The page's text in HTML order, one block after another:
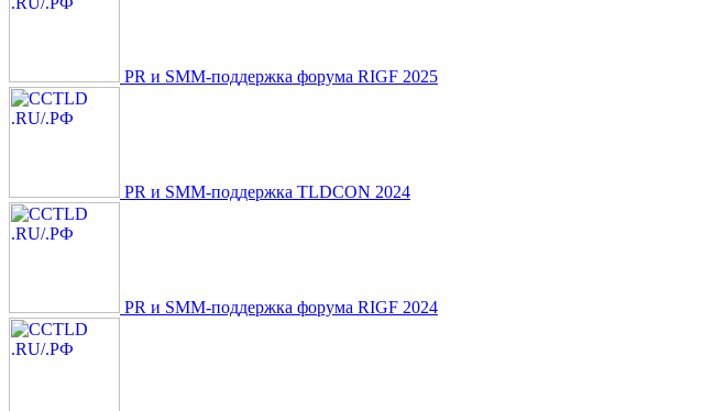
PR и SMM-поддержка форума RIGF 2025
PR и SMM-поддержка TLDCON 2024
PR и SMM-поддержка форума RIGF 2024